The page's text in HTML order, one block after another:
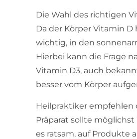
Die Wahl des richtigen
Da der Körper Vitamin
wichtig, in den
Hierbei kann die Frage
Vitamin D3, auch
besser vom Körper
Heilpraktiker empfehlen
Präparat sollte
es ratsam, auf Produkte